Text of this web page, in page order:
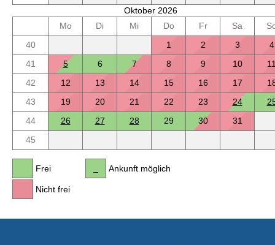
Oktober 2026
Mo
Di Mi Do Fr Sa
40
1 2 3
4
41
5 6 7 8 9 10
11
42
12 13 14 15 16 17
43
19 20 21 22 23 24
44
26 27 28 29 30
31
45
Frei
Nicht frei
Ankunft möglich